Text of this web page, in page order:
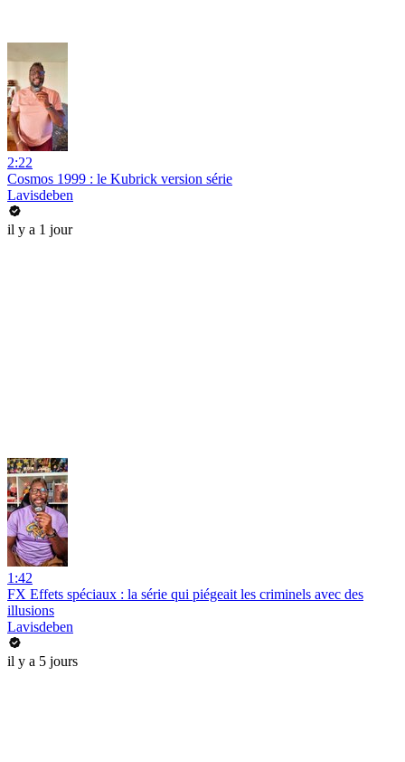
2:22
Cosmos 1999 : le Kubrick version série
Lavisdeben
il y a 1 jour
1:42
FX Effets spéciaux : la série qui piégeait les criminels avec des
illusions
Lavisdeben
il y a 5 jours